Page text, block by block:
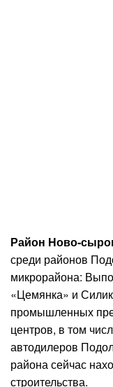
Район Ново-
среди районов
микрорайона:
«Цемянка» и
промышленных
центров, в том
автодилеров
района сейчас
строительства.